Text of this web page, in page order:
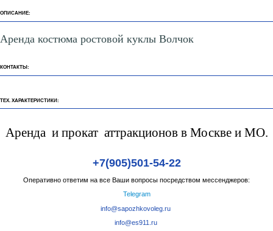
ОПИСАНИЕ:
Аренда костюма ростовой куклы Волчок
КОНТАКТЫ:
ТЕХ. ХАРАКТЕРИСТИКИ:
Аренда и прокат аттракционов в Москве и МО.
+7(905)501-54-22
Оперативно ответим на все Ваши вопросы посредством мессенджеров:
Telegram
info@sapozhkovoleg.ru
info@es911.ru